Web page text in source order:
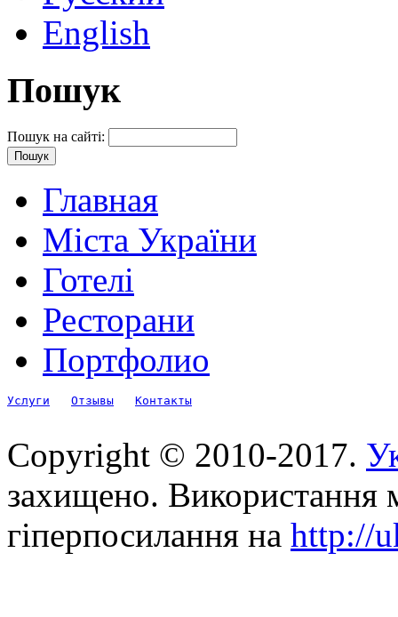
English
Пошук
Пошук на сайті:
Главная
Міста України
Готелі
Ресторани
Портфолио
Услуги Отзывы Контакты
Copyright © 2010-2017.
захищено. Використання
гіперпосилання на http://